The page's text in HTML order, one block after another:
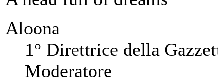
Aloona
1° Direttrice della
Moderatore